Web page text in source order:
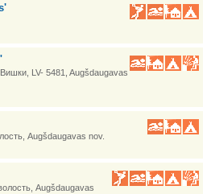
LV- 5481, Augšdaugavas
Augšdaugavas nov.
Augšdaugavas